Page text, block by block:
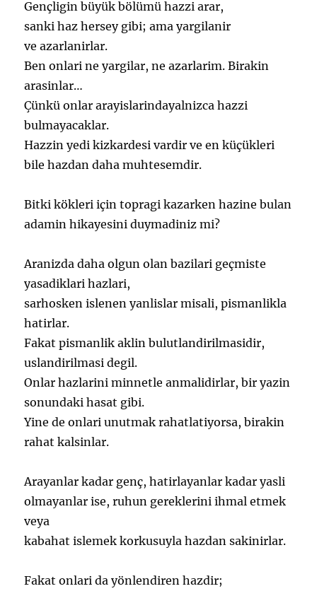
Gençligin büyük bölümü hazzi arar,
sanki haz hersey gibi; ama yargilanir
ve azarlanirlar.
Ben onlari ne yargilar, ne azarlarim. Birakin
arasinlar…
Çünkü onlar arayislarindayalnizca hazzi
bulmayacaklar.
Hazzin yedi kizkardesi vardir ve en küçükleri
bile hazdan daha muhtesemdir.
Bitki kökleri için topragi kazarken hazine bulan
adamin hikayesini duymadiniz mi?
Aranizda daha olgun olan bazilari geçmiste
yasadiklari hazlari,
sarhosken islenen yanlislar misali, pismanlikla
hatirlar.
Fakat pismanlik aklin bulutlandirilmasidir,
uslandirilmasi degil.
Onlar hazlarini minnetle anmalidirlar, bir yazin
sonundaki hasat gibi.
Yine de onlari unutmak rahatlatiyorsa, birakin
rahat kalsinlar.
Arayanlar kadar genç, hatirlayanlar kadar yasli
olmayanlar ise, ruhun gereklerini ihmal etmek
veya
kabahat islemek korkusuyla hazdan sakinirlar.
Fakat onlari da yönlendiren hazdir;